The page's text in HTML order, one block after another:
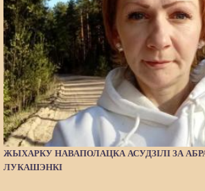
ЖЫХАРКУ НАВАПОЛАЦКА АСУДЗІЛІ ЗА
ЛУКАШЭНКІ